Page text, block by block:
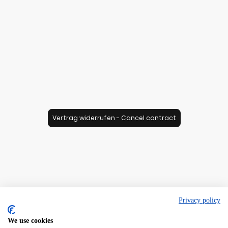
Vertrag widerrufen - Cancel contract
Privacy policy
We use cookies